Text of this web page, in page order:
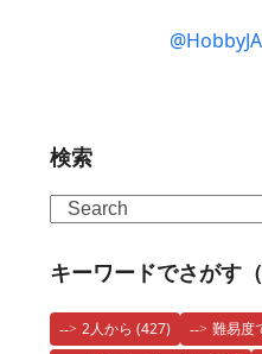
検索
Search
キーワードでさがす（
2人から (427) 難易